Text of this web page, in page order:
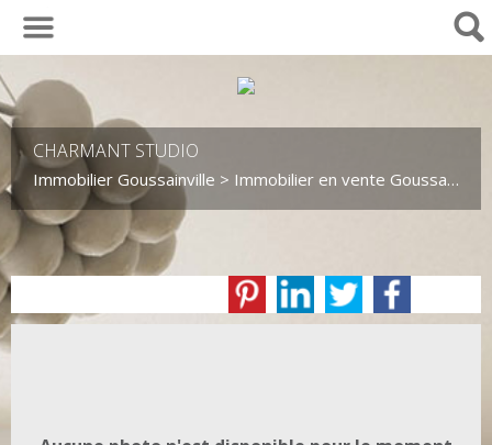
CHARMANT STUDIO
Immobilier Goussainville > Immobilier en vente Goussainville